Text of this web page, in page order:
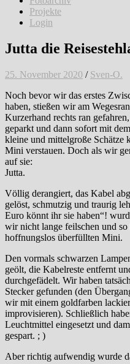
Projekte
Login
Jutta die
25. November 2020 / Sven-O.
Noch bevor wir das erstes
haben, stießen wir am
Kurzerhand rechts ran
geparkt und dann sofort mit
kleine und mittelgroße Schätze
Mini verstauen. Doch als wir
auf sie:
Jutta.
Völlig derangiert, das Kabel
gelöst, schmutzig und traurig
Euro könnt ihr sie haben“!
wir nicht lange feilschen und so
hoffnungslos überfüllten Mini.
Den vormals schwarzen
geölt, die Kabelreste entfernt
durchgefädelt. Wir haben
Stecker gefunden (den
wir mit einem goldfarben
improvisieren). Schließlich
Leuchtmittel eingesetzt und
gespart. ; )
Aber richtig aufwendig wurde